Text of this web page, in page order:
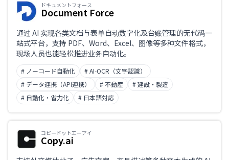
ドキュメントフォース
Document Force
通过 AI 实现各类文档与表单自动数字化及台账管理的无代码一
站式平台，支持 PDF、Word、Excel、图像等多种文件格式，
现场人员也能轻松推进业务自动化。
# ノーコード自動化
# AI-OCR（文字認識）
# データ連携（API連携）
# 不動産
# 建設・製造
# 自動化・省力化
# 日本語対応
コピードットエーアイ
Copy.ai